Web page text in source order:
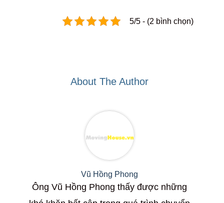
5/5 - (2 bình chọn)
About The Author
Vũ Hồng Phong
Ông Vũ Hồng Phong thấy được những